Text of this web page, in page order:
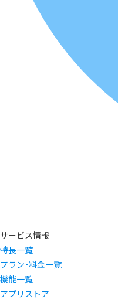
サービス情報
特長一覧
プラン・料金一覧
機能一覧
アプリストア